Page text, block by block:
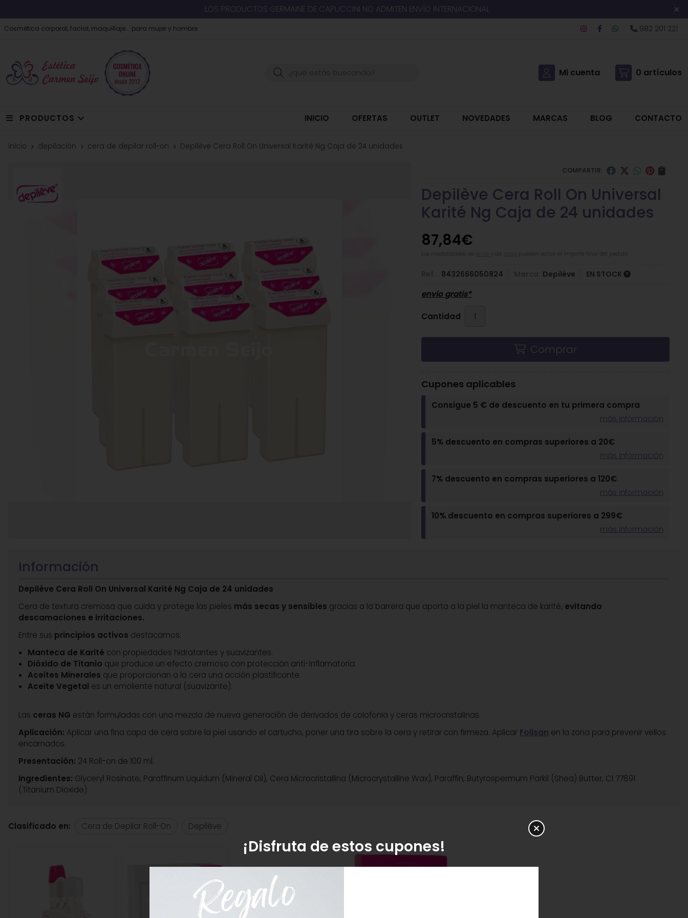
LOS PRODUCTOS GERMAINE DE CAPUCCINI NO ADMITEN ENVÍO INTERNACIONAL
Cosmética corporal, facial, maquillaje... para mujer y hombre 982 201 221
Buscar Mi cuenta 0 artículos
PRODUCTOS INICIO OFERTAS OUTLET NOVEDADES MARCAS BLOG CONTACTO
inicio depilación cera de depilar roll-on Depilève Cera Roll On Universal Karité Ng Caja de 24 unidades
COMPARTIR:
Depilève Cera Roll On Universal
Karité Ng Caja de 24 unidades
87,84€
pueden variar el importe final del pedido.
8432666050824 Depilève EN STOCK
envío gratis*
Cantidad
Comprar
Cupones aplicables
Consigue 5 € de descuento en tu primera compra
más información
5% descuento en compras superiores a 20€
más información
7% descuento en compras superiores a 120€
más información
10% descuento en compras superiores a 299€
más información
Información
Depilève Cera Roll On Universal Karité Ng Caja de 24 unidades
Cera de textura cremosa que cuida y protege las pieles más secas y sensibles gracias a la barrera que aporta a la piel la manteca de karité, evitando
descamaciones e irritaciones.
Entre sus principios activos destacamos:
Manteca de Karité con propiedades hidratantes y suavizantes.
Dióxido de Titanio que produce un efecto cremoso con protección anti-Inflamatoria.
Aceites Minerales que proporcionan a la cera una acción plastificante.
Aceite Vegetal es un emoliente natural (suavizante).
Las ceras NG están formuladas con una mezcla de nueva generación de derivados de colofonia y ceras microcristalinas.
Aplicación: Aplicar una fina capa de cera sobre la piel usando el cartucho, poner una tira sobre la cera y retirar con firmeza. Aplicar Folisan en la zona para prevenir vellos
encarnados.
Presentación: 24 Roll-on de 100 ml.
Ingredientes: Glyceryl Rosinate, Paraffinum Liquidum (Mineral Oil), Cera Microcristallina (Microcrystalline Wax), Paraffin, Butyrospermum Parkil (Shea) Butter, Cl 77891
(Titanium Dioxide).
Clasificado en: Cera de Depilar Roll-On Depilève
¡Disfruta de estos cupones!